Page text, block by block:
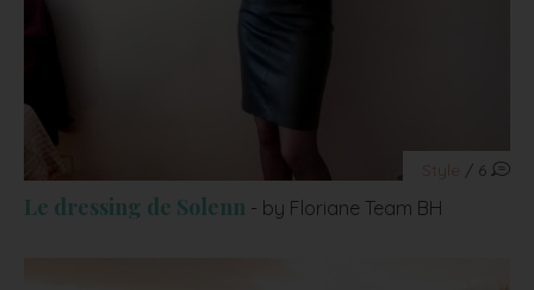
/ 6
Le dressing de Solenn - by Floriane Team BH